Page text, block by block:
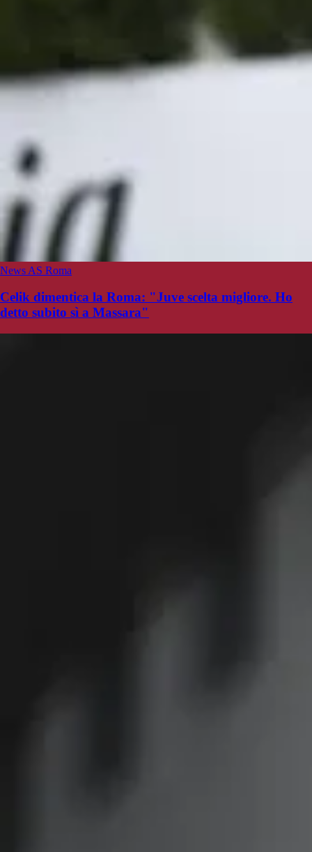
News AS Roma
Celik dimentica la Roma: "Juve scelta migliore. Ho
detto subito sì a Massara"